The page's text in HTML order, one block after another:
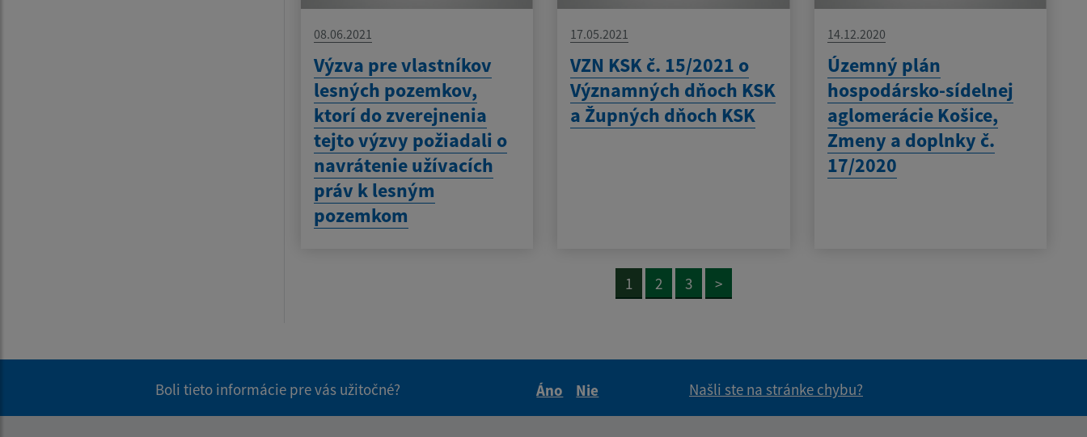
08.06.2021
Výzva pre vlastníkov
lesných pozemkov,
ktorí do zverejnenia
tejto výzvy požiadali o
navrátenie užívacích
práv k lesným
pozemkom
17.05.2021
VZN KSK č. 15/2021 o
Významných dňoch KSK
a Župných dňoch KSK
14.12.2020
Územný plán
hospodársko-sídelnej
aglomerácie Košice,
Zmeny a doplnky č.
17/2020
1 2 3 >
Boli tieto informácie pre vás užitočné?
Áno
Nie
Našli ste na stránke chybu?